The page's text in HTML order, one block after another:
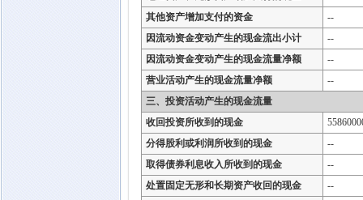
其他资产增加支付的资金
--
因流动资金变动产生的现金流出小计
--
因流动资金变动产生的现金流量净额
--
营业活动产生的现金流量净额
--
三、投资活动产生的现金流量
收回投资所收到的现金
分得股利或利润所收到的现金
--
取得债券利息收入所收到的现金
--
处置固定无形和长期资产收回的现金
--